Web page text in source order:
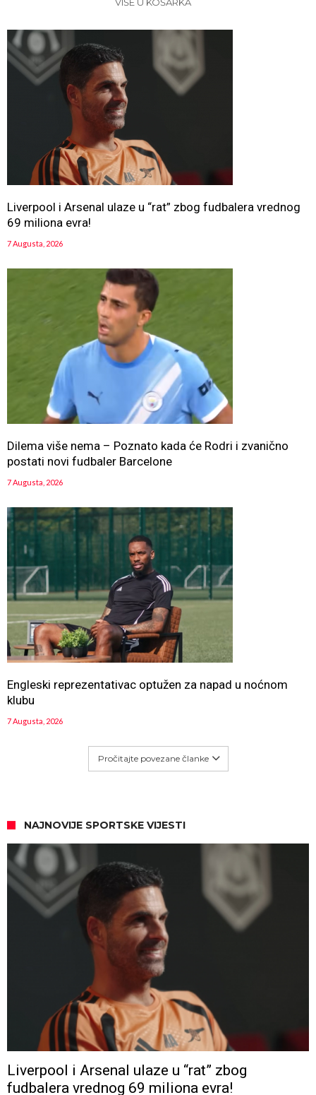
Liverpool i Arsenal ulaze u “rat” zbog fudbalera vrednog
69 miliona evra!
7 Augusta, 2026
Dilema više nema – Poznato kada će Rodri i zvanično
postati novi fudbaler Barcelone
7 Augusta, 2026
Engleski reprezentativac optužen za napad u noćnom
klubu
7 Augusta, 2026
Pročitajte povezane članke
NAJNOVIJE SPORTSKE VIJESTI
Liverpool i Arsenal ulaze u “rat” zbog
fudbalera vrednog 69 miliona evra!